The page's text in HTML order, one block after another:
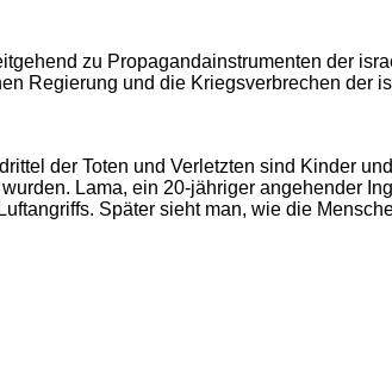
zu Propagandainstrumenten der
Regierung und die Kriegsverbrechen der
der Toten und Verletzten sind Kinder
Lama, ein 20-jähriger angehender
Später sieht man, wie die